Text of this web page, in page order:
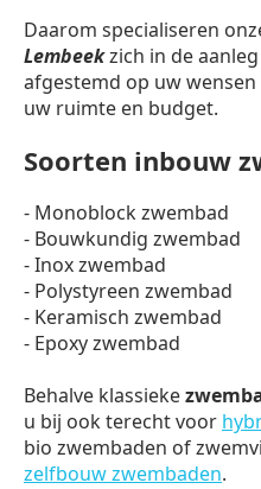
Daarom specialiseren
Lembeekzich in de
afgestemd op uw
uw ruimte en budget.
Soorten inbouw
- Monoblock zwembad
- Bouwkundig zwembad
- Inox zwembad
- Polystyreen zwembad
- Keramisch zwembad
- Epoxy zwembad
Behalve klassieke
u bij ook terecht voor
bio zwembaden of
zelfbouw zwembaden.